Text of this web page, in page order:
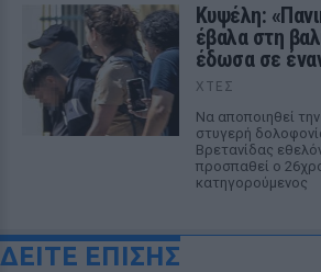
Κυψέλη:
έβαλα στη
έδωσα σε
ΧΤΕΣ
Να αποποιηθεί
στυγερή
Βρετανίδας
προσπαθεί ο
κατηγορούμενος
ΔΕΙΤΕ ΕΠΙΣΗΣ